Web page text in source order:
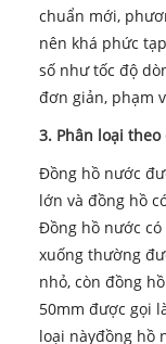
chuẩn mới,
nên khá phức
số như tốc độ
đơn giản, phạm
3. Phân loại
Đồng hồ nước
lớn và đồng hồ
Đồng hồ nước
xuống thường
nhỏ, còn đồng
50mm được gọi
loại nàyđồng hồ